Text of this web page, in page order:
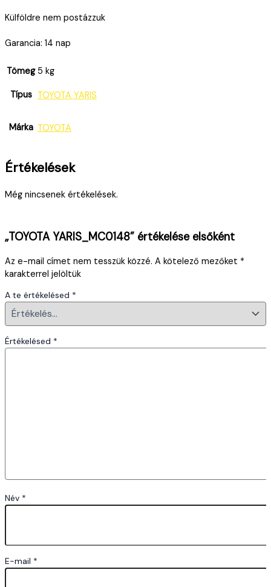
Külföldre nem postázzuk
Garancia: 14 nap
Tömeg 5 kg
Típus TOYOTA YARIS
Márka TOYOTA
Értékelések
Még nincsenek értékelések.
„TOYOTA YARIS_MC0148” értékelése elsőként
Az e-mail címet nem tesszük közzé. A kötelező mezőket *
karakterrel jelöltük
A te értékelésed *
Értékelésed *
Név *
E-mail *